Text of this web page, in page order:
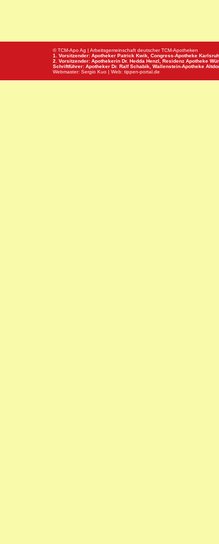
© TCM-Apo Ag | Arbeitsgemeinschaft deutscher TCM-Apotheken
1. Vorsitzender: Apotheker Patrick Kwik, Congress-Apotheke
2. Vorsitzender: Apothekerin Dr. Hedda Henzl, Residenz Apotheke
Schriftführer: Apotheker Dr. Ralf Schabik, Wallenstein-Apotheke
Webmaster: Sergio Kuo | Web: tippen-portal.de